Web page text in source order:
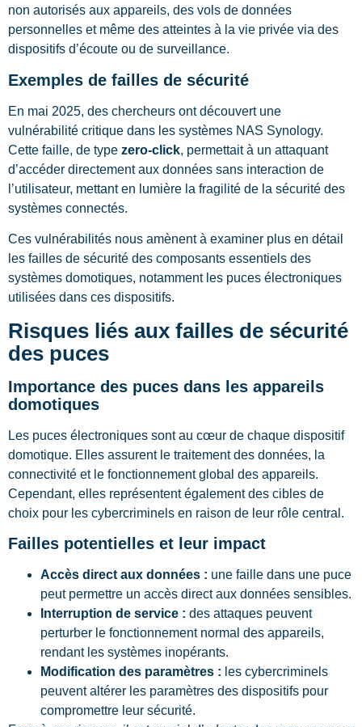
non autorisés aux appareils, des vols de données
personnelles et même des atteintes à la vie privée via des
dispositifs d’écoute ou de surveillance.
Exemples de failles de sécurité
En mai 2025, des chercheurs ont découvert une
vulnérabilité critique dans les systèmes NAS Synology.
Cette faille, de type zero-click, permettait à un attaquant
d’accéder directement aux données sans interaction de
l’utilisateur, mettant en lumière la fragilité de la sécurité des
systèmes connectés.
Ces vulnérabilités nous amènent à examiner plus en détail
les failles de sécurité des composants essentiels des
systèmes domotiques, notamment les puces électroniques
utilisées dans ces dispositifs.
Risques liés aux failles de sécurité
des puces
Importance des puces dans les appareils
domotiques
Les puces électroniques sont au cœur de chaque dispositif
domotique. Elles assurent le traitement des données, la
connectivité et le fonctionnement global des appareils.
Cependant, elles représentent également des cibles de
choix pour les cybercriminels en raison de leur rôle central.
Failles potentielles et leur impact
Accès direct aux données : une faille dans une puce
peut permettre un accès direct aux données sensibles.
Interruption de service : des attaques peuvent
perturber le fonctionnement normal des appareils,
rendant les systèmes inopérants.
Modification des paramètres : les cybercriminels
peuvent altérer les paramètres des dispositifs pour
compromettre leur sécurité.